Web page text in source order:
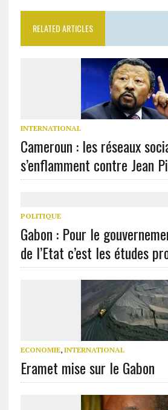
RELATED ARTICLES
INTERNATIONAL
Cameroun : les réseaux
s’enflamment contre Jean
POLITIQUE
Gabon : Pour le
de l’Etat c’est les études
ECONOMIE, INTERNATIONAL
Eramet mise sur le Gabon